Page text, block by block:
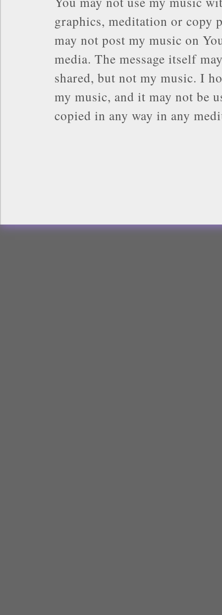
graphics, meditation or copy
may not post my music on
media. The message itself
shared, but not my music. I
my music, and it may not be
copied in any way in any